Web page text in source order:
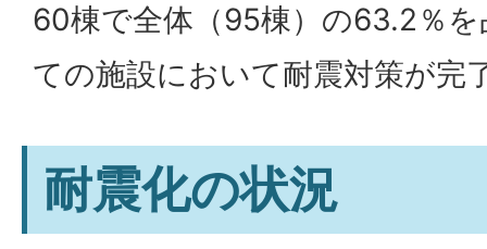
60棟で全体（95棟）の63.2％
ての施設において耐震対策が完
耐震化の状況